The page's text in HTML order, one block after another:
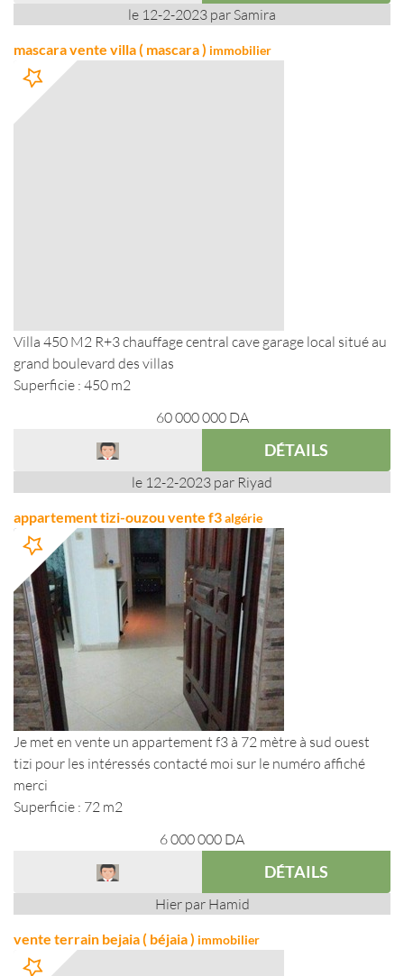
le 12-2-2023 par Samira
mascara vente villa ( mascara ) immobilier
Villa 450 M2 R+3 chauffage central cave garage local situé au
grand boulevard des villas
Superficie : 450 m2
60 000 000 DA
DÉTAILS
le 12-2-2023 par Riyad
appartement tizi-ouzou vente f3algérie
Je met en vente un appartement f3 à 72 mètre à sud ouest
tizi pour les intéressés contacté moi sur le numéro affiché
merci
Superficie : 72 m2
6 000 000 DA
DÉTAILS
Hier par Hamid
vente terrain bejaia ( béjaia ) immobilier